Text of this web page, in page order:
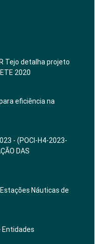
Tejo detalha projeto
2020
eficiência na
- (POCI-H4-2023-
DAS
Náuticas de
Entidades